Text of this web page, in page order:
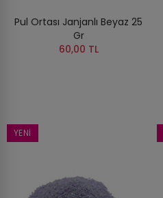
Pul Ortası Janjanlı Beyaz 25
Gr
60,00 TL
YENI